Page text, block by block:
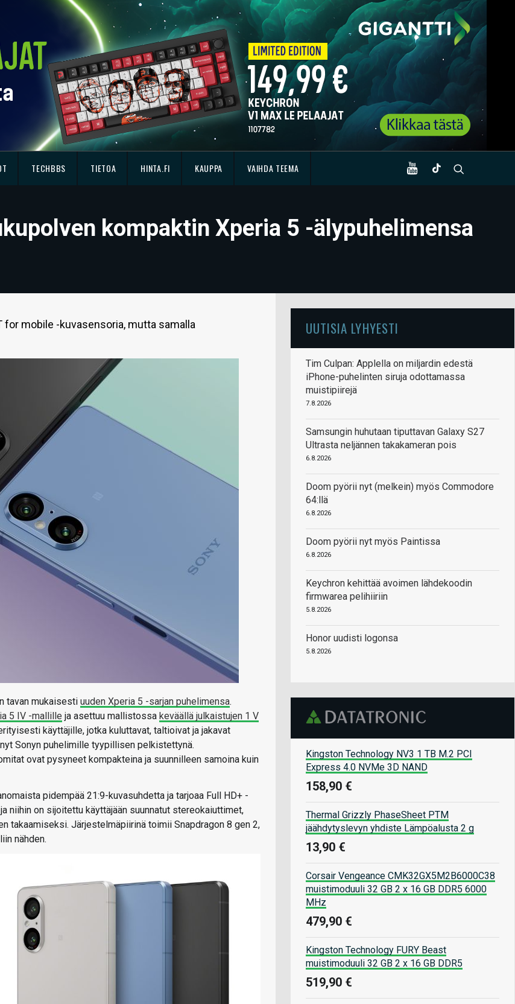
TECHBBS TIETOA HINTA.FI KAUPPA VAIHDA TEEMA
kompaktin Xperia 5 -älypuhelimensa
mobile -kuvasensoria, mutta samalla
tavan mukaisesti uuden Xperia 5 -sarjan puhelimensa.
5 IV -mallille ja asettuu mallistossa keväällä julkaistujen 1 V
käyttäjille, jotka kuluttavat, taltioivat ja jakavat
Sonyn puhelimille tyypillisen pelkistettynä.
ovat pysyneet kompakteina ja suunnilleen samoina kuin
pidempää 21:9-kuvasuhdetta ja tarjoaa Full HD+ -
niihin on sijoitettu käyttäjään suunnatut stereokaiuttimet,
takaamiseksi. Järjestelmäpiirinä toimii Snapdragon 8 gen 2,
nähden.
UUTISIA LYHYESTI
Tim Culpan: Applella on miljardin edestä
iPhone-puhelinten siruja odottamassa
muistipiirejä
7.8.2026
Samsungin huhutaan tiputtavan Galaxy S27
Ultrasta neljännen takakameran pois
6.8.2026
Doom pyörii nyt (melkein) myös Commodore
64:llä
6.8.2026
Doom pyörii nyt myös Paintissa
6.8.2026
Keychron kehittää avoimen lähdekoodin
firmwarea pelihiiriin
5.8.2026
Honor uudisti logonsa
5.8.2026
Kingston Technology NV3 1 TB M.2 PCI
Express 4.0 NVMe 3D NAND
158,90 €
Thermal Grizzly PhaseSheet PTM
jäähdytyslevyn yhdiste Lämpöalusta 2 g
13,90 €
Corsair Vengeance CMK32GX5M2B6000C38
muistimoduuli 32 GB 2 x 16 GB DDR5 6000
MHz
479,90 €
Kingston Technology FURY Beast
muistimoduuli 32 GB 2 x 16 GB DDR5
519,90 €